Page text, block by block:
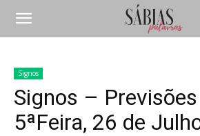
Signos
Signos –
5ªFeira, 26 de